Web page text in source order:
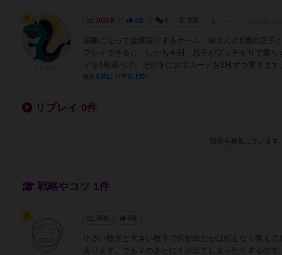
1026名 2名 0 充実
泥棒になって金庫破りするゲーム。嫁さんと6歳の息子
プレイできるし、しかも今回、息子がブッチギリで勝
ドを4枚並べて、その下にお宝カードを1枚ずつ置きま
続きを読む（7年以上前）
リプレイ 0件
投稿を募集しています
戦略やコツ 1件
36名 0名
小さい数字と大きい数字で何が出たかは何となく覚え
あります。でも２のあとに１が出てしまったりするので